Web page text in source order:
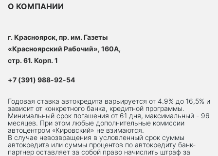
О КОМПАНИИ
г. Красноярск, пр. им. Газеты
«Красноярский Рабочий», 160А,
стр. 61. Корп. 1
+7 (391) 988-92-54
Годовая ставка автокредита варьируется от 4.9% до 16,5% и
зависит от конкретного банка, кредитной программы.
Минимальный срок погашения от 61 дня, максимальный - 96
месяцев. При этом любые дополнительные комиссии
автоцентром «Кировский» не взимаются.
В случае невозвращения в условленный срок суммы
автокредита или суммы процентов по автокредиту банк-
партнер оставляет за собой право начислить штраф за